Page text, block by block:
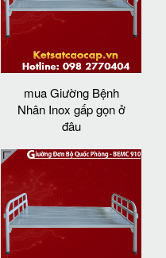
mua Giường Bệnh
Nhân Inox gấp gọn ở
đâu